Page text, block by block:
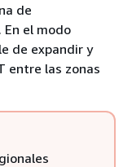
de
el modo
de expandir y
entre las zonas